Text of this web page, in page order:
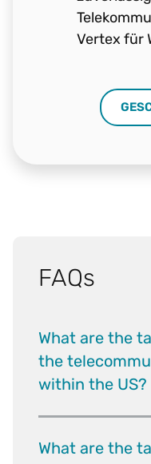
Vertex für
FAQs
What are the
the
within the US?
What are the